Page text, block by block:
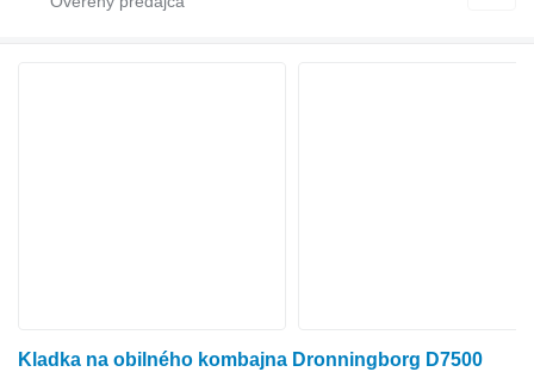
Kladka na obilného kombajna Dronningborg D7500